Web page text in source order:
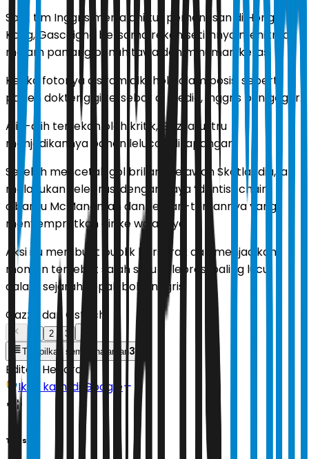
Saat tim Inggris menjalani tur pemanasan di Hong
Kong, Gascoigne bersama rekan setimnya menikmati
malam panjang penuh tawa dan minuman keras.
Ketika fotonya disiram alkohol dalam posisi seperti
pasien dokter gigi tersebar di media, Inggris pun geger.
Alih-alih tertekan oleh kritik, Gazza justru
menjadikannya bahan lelucon di lapangan.
Setelah mencetak gol brilian melawan Skotlandia, ia
melakukan selebrasi dengan gaya “dentist chair”
dibantu McManaman dan teman-temannya yang
menyemprotkan air ke wajahnya.
Aksi itu membuat publik bersorak dan menjadikan
momen tersebut salah satu selebrasi paling lucu
dalam sejarah sepak bola Inggris.
Gazza dan Ostrich
2
3
Tampilkan semua halaman3
Editor: Hendra
Ikuti kami di Google
Tags